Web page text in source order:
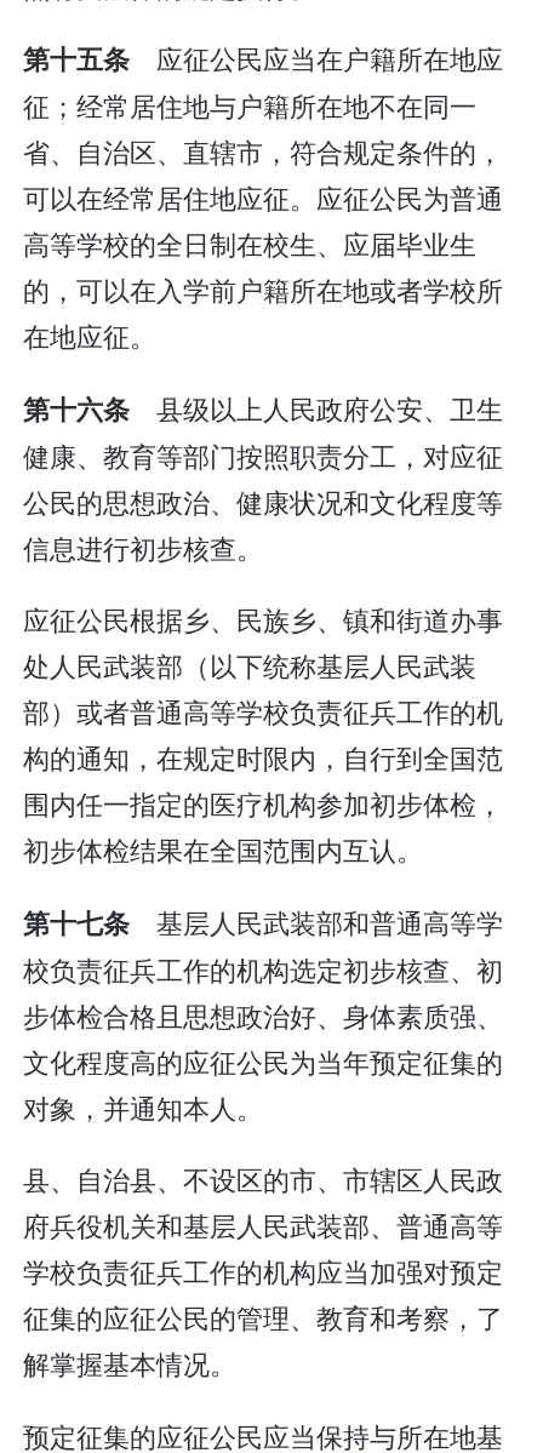
第十五条 应征公民应当在户籍所在地应
征；经常居住地与户籍所在地不在同一
省、自治区、直辖市，符合规定条件的，
可以在经常居住地应征。应征公民为普通
高等学校的全日制在校生、应届毕业生
的，可以在入学前户籍所在地或者学校所
在地应征。
第十六条 县级以上人民政府公安、卫生
健康、教育等部门按照职责分工，对应征
公民的思想政治、健康状况和文化程度等
信息进行初步核查。
应征公民根据乡、民族乡、镇和街道办事
处人民武装部（以下统称基层人民武装
部）或者普通高等学校负责征兵工作的机
构的通知，在规定时限内，自行到全国范
围内任一指定的医疗机构参加初步体检，
初步体检结果在全国范围内互认。
第十七条 基层人民武装部和普通高等学
校负责征兵工作的机构选定初步核查、初
步体检合格且思想政治好、身体素质强、
文化程度高的应征公民为当年预定征集的
对象，并通知本人。
县、自治县、不设区的市、市辖区人民政
府兵役机关和基层人民武装部、普通高等
学校负责征兵工作的机构应当加强对预定
征集的应征公民的管理、教育和考察，了
解掌握基本情况。
预定征集的应征公民应当保持与所在地基